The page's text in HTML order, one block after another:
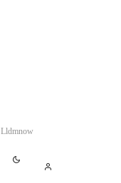
Lldmnow